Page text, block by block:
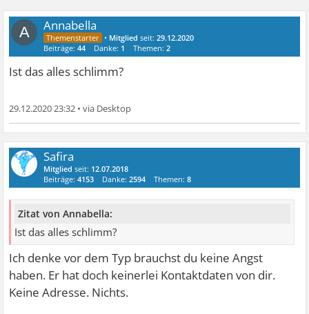
A Annabella
• Mitglied seit:29.12.2020
Beiträge:44 Danke: 1 Themen:2
Ist das alles schlimm?
29.12.2020 23:32 •
Safira
Mitglied seit: 12.07.2018
Beiträge:4153 Danke:2594 Themen:8
Zitat von Annabella:
Ist das alles schlimm?
Ich denke vor dem Typ brauchst du keine Angst
haben. Er hat doch keinerlei Kontaktdaten von dir.
Keine Adresse. Nichts.